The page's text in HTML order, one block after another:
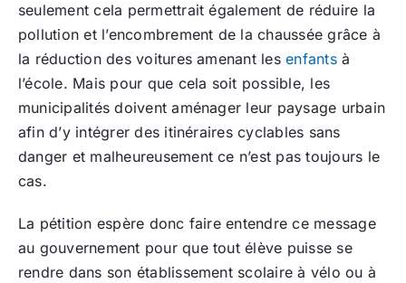
seulement cela permettrait également de réduire la
pollution et l’encombrement de la chaussée grâce à
la réduction des voitures amenant lesenfantsà
l’école. Mais pour que cela soit possible, les
municipalités doivent aménager leur paysage urbain
afin d’y intégrer des itinéraires cyclables sans
danger et malheureusement ce n’est pas toujours le
cas.
La pétition espère donc faire entendre ce message
au gouvernement pour que tout élève puisse se
rendre dans son établissement scolaire à vélo ou à